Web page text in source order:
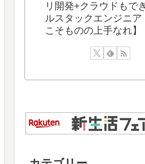
リ開発+クラウドもで
ルスタックエンジニア
こそものの上手なれ】